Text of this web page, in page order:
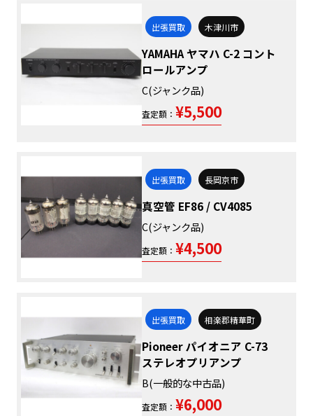
出張買取 木津川市
YAMAHA ヤマハ C-2 コント
ロールアンプ
C(ジャンク品)
査定額： ¥5,500
出張買取 長岡京市
真空管 EF86 / CV4085
C(ジャンク品)
査定額： ¥4,500
出張買取 相楽郡精華町
Pioneer パイオニア C-73
ステレオプリアンプ
B(一般的な中古品)
査定額： ¥6,000